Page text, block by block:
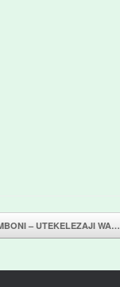
– UTEKELEZAJI WA…